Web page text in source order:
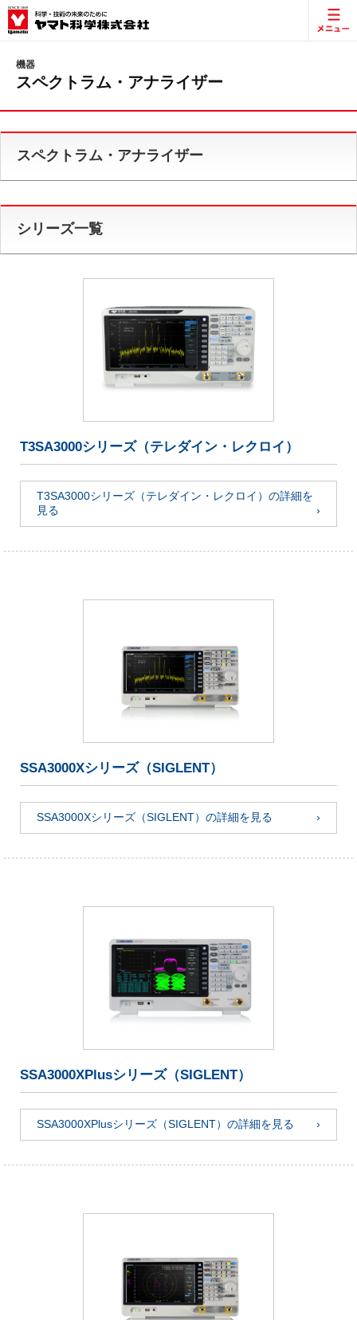
機器
スペクトラム・アナライザー
スペクトラム・アナライザー
シリーズ一覧
T3SA3000シリーズ（テレダイン・レクロイ）
T3SA3000シリーズ（テレダイン・レクロイ）の詳細を
見る
SSA3000Xシリーズ（SIGLENT）
SSA3000Xシリーズ（SIGLENT）の詳細を見る
SSA3000XPlusシリーズ（SIGLENT）
SSA3000XPlusシリーズ（SIGLENT）の詳細を見る